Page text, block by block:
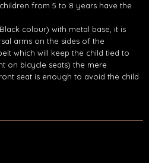
from 5 to 8 years have the
colour) with metal base, it is
arms on the sides of the
which will keep the child tied to
on bicycle seats) the mere
seat is enough to avoid the child